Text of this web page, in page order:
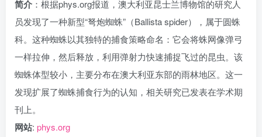
简介 ：根据phys.org报道，澳大利亚昆士兰博物馆的研究人
员发现了一种新型“弩炮蜘蛛”（Ballista spider），属于圆蛛
科。这种蜘蛛以其独特的捕食策略命名：它会将蛛网像弹弓
一样拉伸，然后释放，利用弹射力快速捕捉飞过的昆虫。该
蜘蛛体型较小，主要分布在澳大利亚东部的雨林地区。这一
发现扩展了蜘蛛捕食行为的认知，相关研究已发表在学术期
刊上。
网站: phys.org